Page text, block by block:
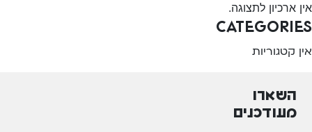
אין ארכיון לתצוגה.
Categories
אין קטגוריות
השארו
מעודכנים